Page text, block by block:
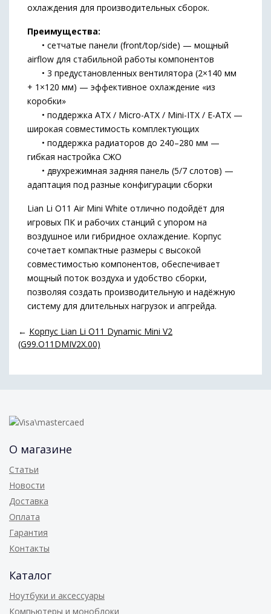
охлаждения для производительных сборок.
Преимущества:
• сетчатые панели (front/top/side) — мощный
airflow для стабильной работы компонентов
• 3 предустановленных вентилятора (2×140 мм
+ 1×120 мм) — эффективное охлаждение «из
коробки»
• поддержка ATX / Micro-ATX / Mini-ITX / E-ATX —
широкая совместимость комплектующих
• поддержка радиаторов до 240–280 мм —
гибкая настройка СЖО
• двухрежимная задняя панель (5/7 слотов) —
адаптация под разные конфигурации сборки
Lian Li O11 Air Mini White отлично подойдёт для
игровых ПК и рабочих станций с упором на
воздушное или гибридное охлаждение. Корпус
сочетает компактные размеры с высокой
совместимостью компонентов, обеспечивает
мощный поток воздуха и удобство сборки,
позволяя создать производительную и надёжную
систему для длительных нагрузок и апгрейда.
← Корпус Lian Li O11 Dynamic Mini V2
(G99.O11DMIV2X.00)
О магазине
Статьи
Новости
Доставка
Оплата
Гарантия
Контакты
Каталог
Ноутбуки и аксессуары
Компьютеры и моноблоки